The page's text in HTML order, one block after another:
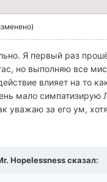
Я первый раз
но выполняю все
влияет на то
мало
уважаю за его ум,
Hopelessness сказал: